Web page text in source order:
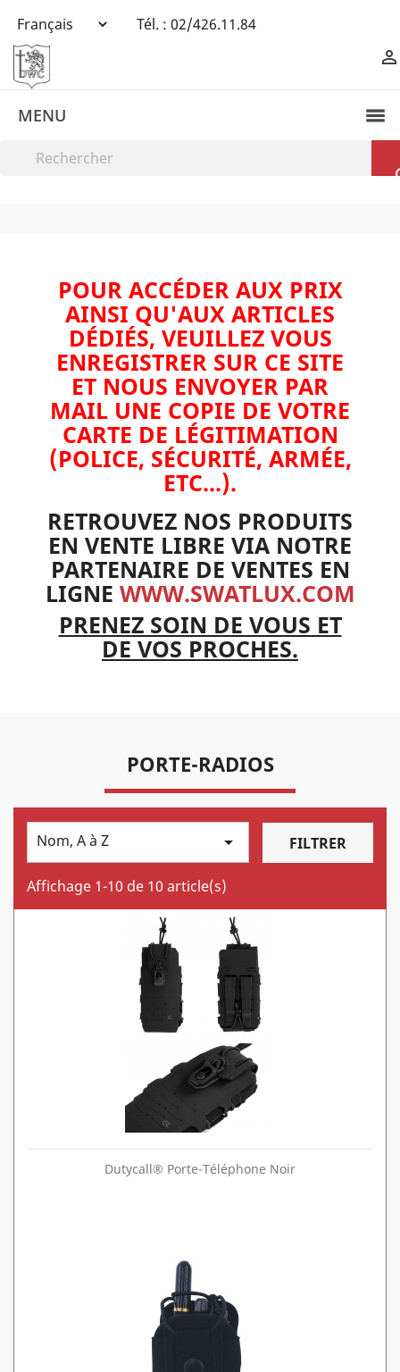
Tél. : 02/426.11.84

MENU
POUR ACCÉDER AUX PRIX
AINSI QU'AUX ARTICLES
DÉDIÉS, VEUILLEZ VOUS
ENREGISTRER SUR CE SITE
ET NOUS ENVOYER PAR
MAIL UNE COPIE DE VOTRE
CARTE DE LÉGITIMATION
(POLICE, SÉCURITÉ, ARMÉE,
ETC...).
RETROUVEZ NOS PRODUITS
EN VENTE LIBRE VIA NOTRE
PARTENAIRE DE VENTES EN
LIGNE WWW.SWATLUX.COM
PRENEZ SOIN DE VOUS ET
DE VOS PROCHES.
PORTE-RADIOS
Nom, A à Z  FILTRER
Affichage 1-10 de 10 article(s)
Dutycall® Porte-Téléphone Noir